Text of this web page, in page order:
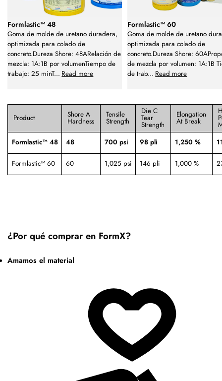
Formlastic™ 48
Goma de molde de uretano duradera,
optimizada para colado de
concreto.Dureza Shore: 48ARelación de
mezcla: 1A:1B por volumenTiempo de
trabajo: 25 minT... Read more
Formlastic™ 60
Goma de molde de uretano
optimizada para colado de
concreto.Dureza Shore:
de mezcla por volumen: 1A:1B
de trab... Read more
Product Shore A
Hardness
Tensile
Strength
Die C
Tear
Strength
Elongation
At Break
Formlastic™ 48
48 700 psi 98 pli 1,250 %
Formlastic™ 60 60 1,025 psi 146 pli 1,000 %
¿Por qué comprar en FormX?
Amamos el material